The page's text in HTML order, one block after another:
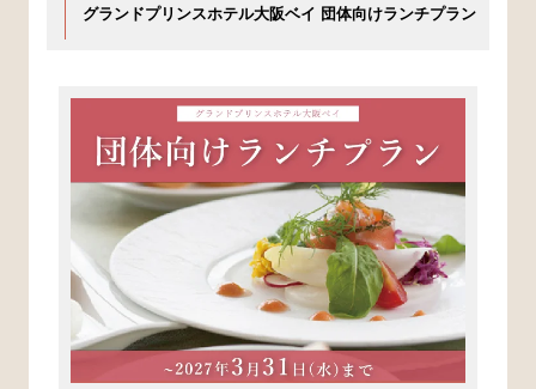
グランドプリンスホテル大阪ベイ 団体向けランチプラン